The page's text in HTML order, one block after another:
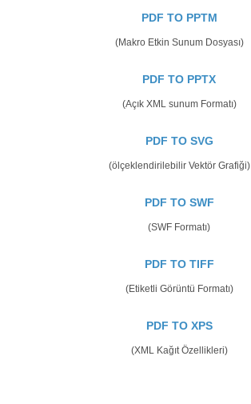
PDF TO PPTM
(Makro Etkin Sunum Dosyası)
PDF TO PPTX
(Açık XML sunum Formatı)
PDF TO SVG
(ölçeklendirilebilir Vektör Grafiği)
PDF TO SWF
(SWF Formatı)
PDF TO TIFF
(Etiketli Görüntü Formatı)
PDF TO XPS
(XML Kağıt Özellikleri)